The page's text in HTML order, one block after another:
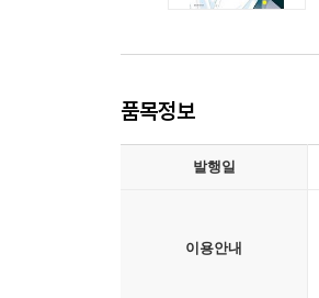
품목정보
발행일
이용안내